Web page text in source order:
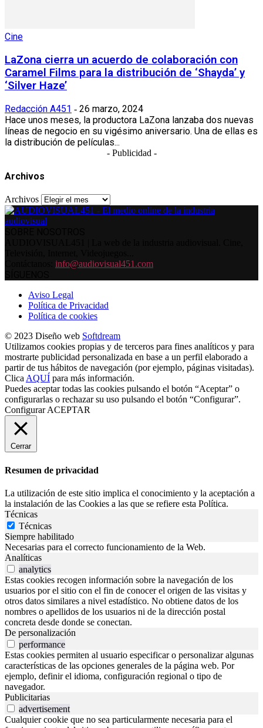
Cine
LaZona cierra un acuerdo de colaboración con
Caramel Films para la distribución de ‘Shayda’ y
‘Silver Haze’
Redacción A451 - 26 marzo, 2024
Hace unos meses, la productora LaZona lanzaba dos nuevas
líneas de negocio en su vigésimo aniversario. Una de ellas es
la distribución de películas...
- Publicidad -
Archivos
Archivos
info@audiovisual451.com
Aviso Legal
Política de Privacidad
Política de cookies
© 2023 Diseño web Softdream
Utilizamos cookies propias y de terceros para fines analíticos y para
mostrarte publicidad personalizada en base a un perfil elaborado a
partir de tus hábitos de navegación (por ejemplo, páginas visitadas).
Clica AQUÍ para más información.
Puedes aceptar todas las cookies pulsando el botón “Aceptar” o
configurarlas o rechazar su uso pulsando el botón “Configurar”.
Configurar ACEPTAR
Cerrar
Resumen de privacidad
La utilización de este sitio implica el conocimiento y la aceptación a
la instalación de las Cookies a las que se refiere esta Política.
Técnicas
Técnicas
Siempre habilitado
Necesarias para el correcto funcionamiento de la Web.
Analíticas
analytics
Estas cookies recogen información sobre la navegación de los
usuarios por el sitio con el fin de conocer el origen de las visitas y
otros datos similares a nivel estadístico. No obtiene datos de los
nombres o apellidos de los usuarios ni de la dirección postal
concreta desde donde se conectan.
De personalización
performance
Estas cookies permiten al usuario especificar o personalizar algunas
características de las opciones generales de la página web. Por
ejemplo, definir el idioma, configuración regional o tipo de
navegador.
Publicitarias
advertisement
Cualquier cookie que no sea particularmente necesaria para el